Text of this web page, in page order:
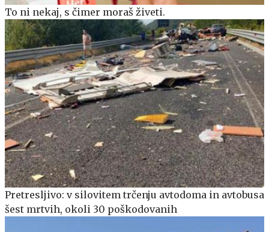
To ni nekaj, s čimer moraš živeti.
Pretresljivo: v silovitem trčenju avtodoma in avtobusa
šest mrtvih, okoli 30 poškodovanih